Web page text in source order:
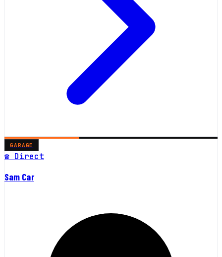
GARAGE
☎ Direct
Sam Car